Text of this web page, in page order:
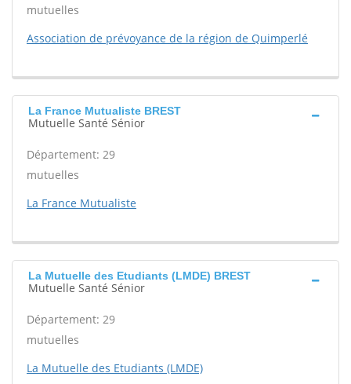
mutuelles
Association de prévoyance de la région de Quimperlé
La France Mutualiste BREST
Mutuelle Santé Sénior
Département: 29
mutuelles
La France Mutualiste
La Mutuelle des Etudiants (LMDE) BREST
Mutuelle Santé Sénior
Département: 29
mutuelles
La Mutuelle des Etudiants (LMDE)